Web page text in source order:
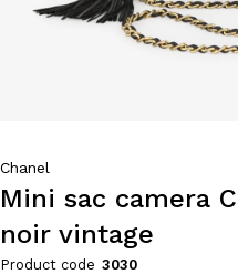
Chanel
Mini sac camera
noir vintage
Product code 3030